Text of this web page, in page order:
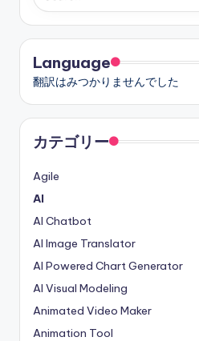
ー
ジ
送
り
Language
翻訳はみつかりませんでした
カテゴリー
Agile
AI
AI Chatbot
AI Image Translator
AI Powered Chart Generator
AI Visual Modeling
Animated Video Maker
Animation Tool